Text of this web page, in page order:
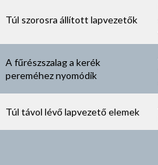
Túl szorosra állított lapvezetők
A fűrészszalag a kerék
pereméhez nyomódik
Túl távol lévő lapvezető elemek